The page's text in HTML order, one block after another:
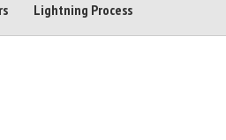
Lightning Process